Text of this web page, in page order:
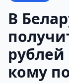
В
кому